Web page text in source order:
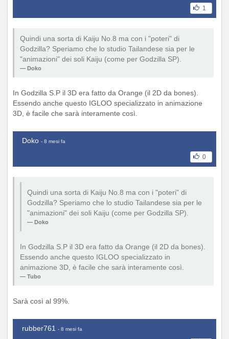
1
Quindi una sorta di Kaiju No.8 ma con i "poteri" di
Godzilla? Speriamo che lo studio Tailandese sia per le
"animazioni" dei soli Kaiju (come per Godzilla SP).
Doko
In Godzilla S.P il 3D era fatto da Orange (il 2D da bones).
Essendo anche questo IGLOO specializzato in animazione
3D, è facile che sarà interamente così.
Doko - 8 mesi fa
0
Quindi una sorta di Kaiju No.8 ma con i "poteri" di
Godzilla? Speriamo che lo studio Tailandese sia per le
"animazioni" dei soli Kaiju (come per Godzilla SP).
Doko
In Godzilla S.P il 3D era fatto da Orange (il 2D da bones).
Essendo anche questo IGLOO specializzato in
animazione 3D, è facile che sarà interamente così.
Tubo
Sarà così al 99%.
rubber761 - 8 mesi fa